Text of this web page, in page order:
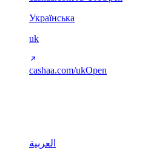
Українська
uk
cashaa.com/ukOpen
العربية